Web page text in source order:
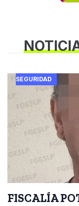
SEGURIDAD
FISCALÍA